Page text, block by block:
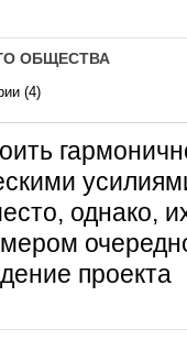
ОБЩЕСТВА
(4)
однако,
проекта